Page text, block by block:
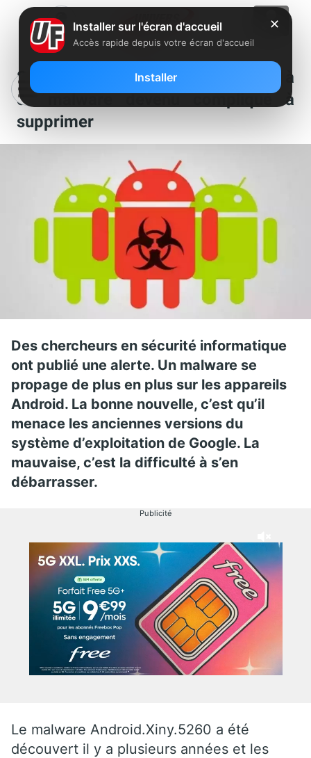
Smartphones Android : attention à
ce malware devenu compliqué à
supprimer
Des chercheurs en sécurité informatique
ont publié une alerte. Un malware se
propage de plus en plus sur les appareils
Android. La bonne nouvelle, c’est qu’il
menace les anciennes versions du
système d’exploitation de Google. La
mauvaise, c’est la difficulté à s’en
débarrasser.
Publicité
Le malware Android.Xiny.5260 a été
découvert il y a plusieurs années et les
✕
Installer sur l'écran d'accueil
Accès rapide depuis votre écran d'accueil
Installer